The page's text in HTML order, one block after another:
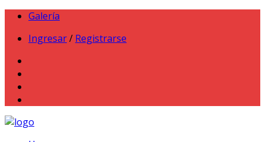
Galería
Ingresar/ Registrarse